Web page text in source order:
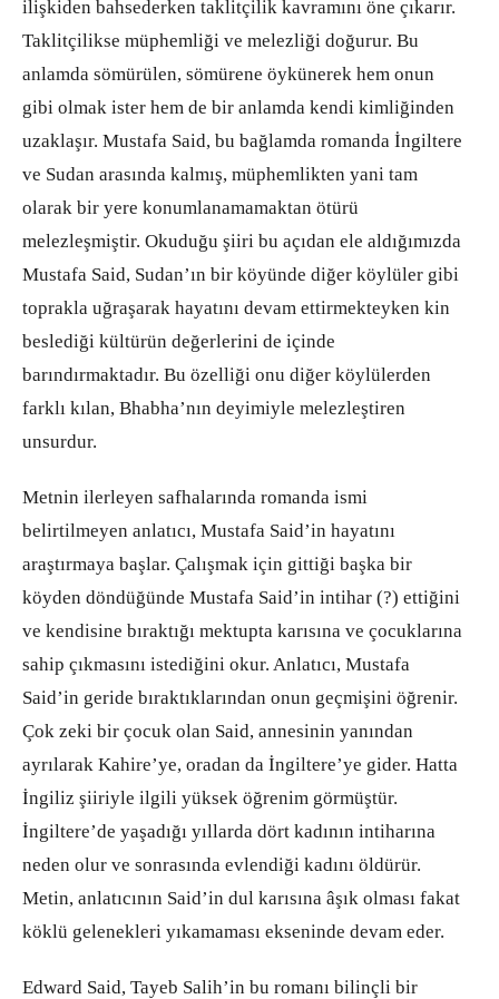
ilişkiden bahsederken taklitçilik kavramını öne çıkarır.
Taklitçilikse müphemliği ve melezliği doğurur. Bu
anlamda sömürülen, sömürene öykünerek hem onun
gibi olmak ister hem de bir anlamda kendi kimliğinden
uzaklaşır. Mustafa Said, bu bağlamda romanda İngiltere
ve Sudan arasında kalmış, müphemlikten yani tam
olarak bir yere konumlanamamaktan ötürü
melezleşmiştir. Okuduğu şiiri bu açıdan ele aldığımızda
Mustafa Said, Sudan’ın bir köyünde diğer köylüler gibi
toprakla uğraşarak hayatını devam ettirmekteyken kin
beslediği kültürün değerlerini de içinde
barındırmaktadır. Bu özelliği onu diğer köylülerden
farklı kılan, Bhabha’nın deyimiyle melezleştiren
unsurdur.
Metnin ilerleyen safhalarında romanda ismi
belirtilmeyen anlatıcı, Mustafa Said’in hayatını
araştırmaya başlar. Çalışmak için gittiği başka bir
köyden döndüğünde Mustafa Said’in intihar (?) ettiğini
ve kendisine bıraktığı mektupta karısına ve çocuklarına
sahip çıkmasını istediğini okur. Anlatıcı, Mustafa
Said’in geride bıraktıklarından onun geçmişini öğrenir.
Çok zeki bir çocuk olan Said, annesinin yanından
ayrılarak Kahire’ye, oradan da İngiltere’ye gider. Hatta
İngiliz şiiriyle ilgili yüksek öğrenim görmüştür.
İngiltere’de yaşadığı yıllarda dört kadının intiharına
neden olur ve sonrasında evlendiği kadını öldürür.
Metin, anlatıcının Said’in dul karısına âşık olması fakat
köklü gelenekleri yıkamaması ekseninde devam eder.
Edward Said, Tayeb Salih’in bu romanı bilinçli bir